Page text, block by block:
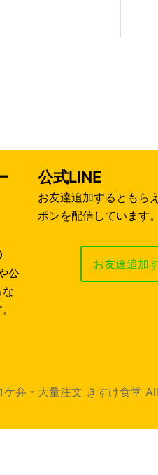
公
公式LINE
お友達追加するともら
ポンを配信しています。
お友達追加
弁・大量注文 きすけ食堂